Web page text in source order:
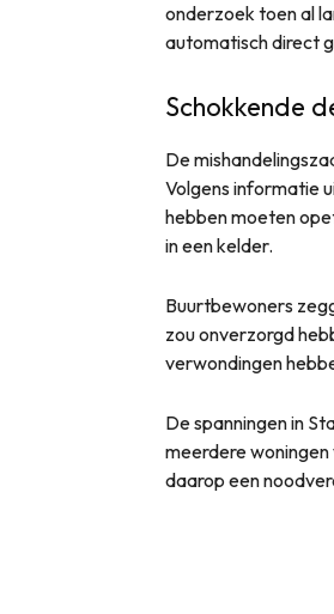
onderzoek toen al
automatisch direct
Schokkende
De
Volgens informatie
hebben moeten
in een kelder.
Buurtbewoners
zou onverzorgd
verwondingen
De spanningen in
meerdere
daarop een